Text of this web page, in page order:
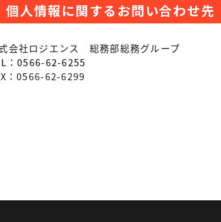
個人情報に関するお問い合わせ先
会社ロジエンス 総務部総務グループ
：0566-62-6255
：0566-62-6299